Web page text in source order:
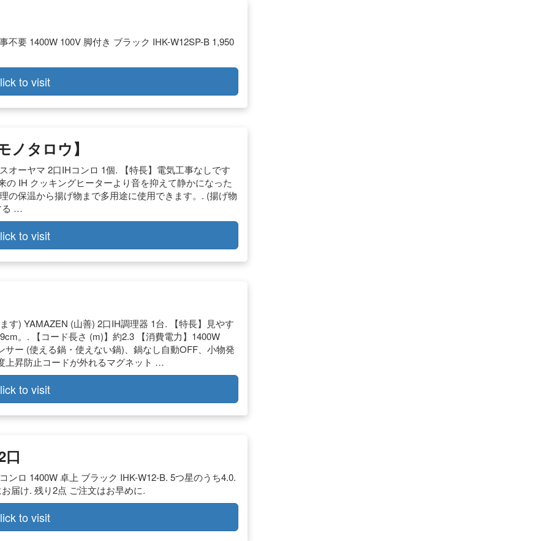
要 1400W 100V 脚付き ブラック IHK-W12SP-B 1,950
to visit
タロウ】
オーヤマ 2口IHコンロ 1個. 【特長】電気工事なしです
IH クッキングヒーターより音を抑えて静かになった
の保温から揚げ物まで多用途に使用できます。. (揚げ物
る …
to visit
す) YAMAZEN (山善) 2口IH調理器 1台. 【特長】見やす
。. 【コード長さ (m)】約2.3 【消費電力】1400W
ー (使える鍋・使えない鍋)、鍋なし自動OFF、小物発
上昇防止コードが外れるマグネット …
to visit
ロ 1400W 卓上 ブラック IHK-W12-B. 5つ星のうち4.0.
届け. 残り2点 ご注文はお早めに.
to visit